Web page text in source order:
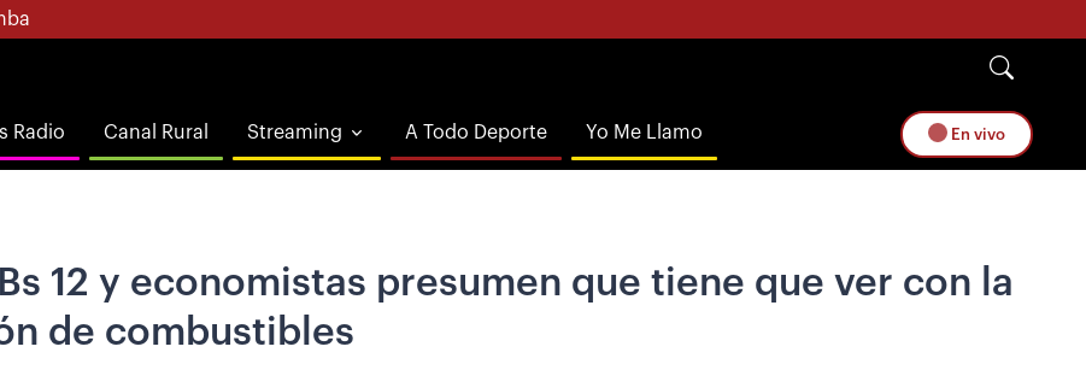
Radio Canal Rural Streaming A Todo Deporte Yo Me Llamo En vivo
12 y economistas presumen que tiene que ver con la
de combustibles